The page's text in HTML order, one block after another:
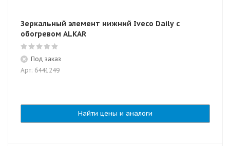
Зеркальный элемент нижний Iveco Daily с
обогревом ALKAR
Под заказ
Арт: 6441249
Найти цены и аналоги